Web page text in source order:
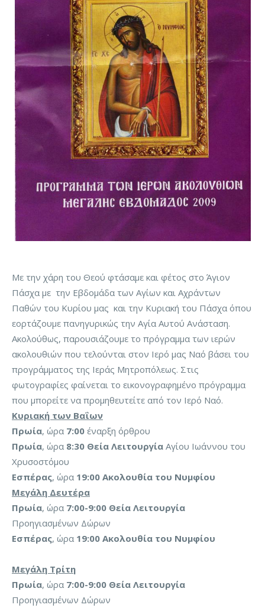
Με την χάρη του Θεού φτάσαμε και φέτος στο Άγιον
Πάσχα με την Εβδομάδα των Αγίων και Αχράντων
Παθών του Κυρίου μας και την Κυριακή του Πάσχα όπου
εορτάζουμε πανηγυρικώς την Αγία Αυτού Ανάσταση.
Ακολούθως, παρουσιάζουμε το πρόγραμμα των ιερών
ακολουθιών που τελούνται στον Ιερό μας Ναό βάσει του
προγράμματος της Ιεράς Μητροπόλεως. Στις
φωτογραφίες φαίνεται το εικονογραφημένο πρόγραμμα
που μπορείτε να προμηθευτείτε από τον Ιερό Ναό.
Κυριακή των Βαΐων
Πρωία, ώρα 7:00 έναρξη όρθρου
Πρωία, ώρα 8:30 Θεία Λειτουργία Αγίου Ιωάννου του
Χρυσοστόμου
Εσπέρας, ώρα 19:00 Ακολουθία του Νυμφίου
Μεγάλη Δευτέρα
Πρωία, ώρα 7:00-9:00 Θεία Λειτουργία
Προηγιασμένων Δώρων
Εσπέρας, ώρα 19:00 Ακολουθία του Νυμφίου
Μεγάλη Τρίτη
Πρωία, ώρα 7:00-9:00 Θεία Λειτουργία
Προηγιασμένων Δώρων